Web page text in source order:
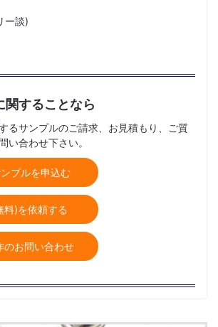
ー談)
関することなら
るサンプルのご請求、お見積もり、ご質
い合わせ下さい。
プルを申込む
料)を依頼する
のお問い合わせ